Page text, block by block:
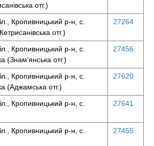
отг.)
Кропивницький р-н, с.
отг.)
27264
Кропивницький р-н, с.
(Знам’янська отг.)
27456
Кропивницький р-н, с.
(Аджамська отг.)
27620
Кропивницький р-н, с.
27641
Кропивницький р-н, с.
27455